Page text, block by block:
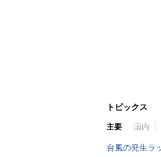
トピックス
主要 国内
台風の発生ラ